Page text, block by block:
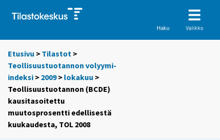
Haku Valikko
Etusivu > Tilastot >
Teollisuustuotannon volyymi-
indeksi > 2009> lokakuu >
Teollisuustuotannon (BCDE)
kausitasoitettu
muutosprosentti edellisestä
kuukaudesta, TOL 2008